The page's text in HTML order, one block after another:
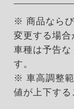
※ 商品ならび
変更する場合
車種は予告な
す。
※ 車高調整
値が上下する